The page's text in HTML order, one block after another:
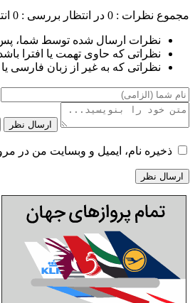
مجموع نظرات : 0 در انتظار بررسی : 0
نظرات ارسال شده توسط شما، پس
نظراتی که حاوی تهمت یا افترا
نظراتی که به غیر از زبان فارسی
ارسال نظر
ذخیره نام، ایمیل و وبسایت من در